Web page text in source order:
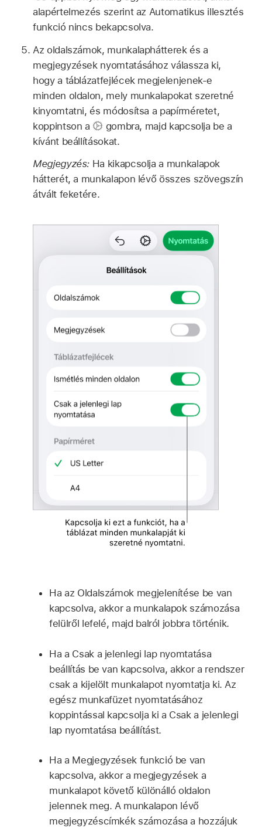
alapértelmezés szerint az Automatikus illesztés
funkció nincs bekapcsolva.
Az oldalszámok, munkalaphátterek és a
megjegyzések nyomtatásához válassza ki,
hogy a táblázatfejlécek megjelenjenek-e
minden oldalon, mely munkalapokat szeretné
kinyomtatni, és módosítsa a papírméretet,
koppintson a
gombra, majd kapcsolja be a
kívánt beállításokat.
Megjegyzés: Ha kikapcsolja a munkalapok
hátterét, a munkalapon lévő összes szövegszín
átvált feketére.
Ha az Oldalszámok megjelenítése be van
kapcsolva, akkor a munkalapok számozása
felülről lefelé, majd balról jobbra történik.
Ha a Csak a jelenlegi lap nyomtatása
beállítás be van kapcsolva, akkor a rendszer
csak a kijelölt munkalapot nyomtatja ki. Az
egész munkafüzet nyomtatásához
koppintással kapcsolja ki a Csak a jelenlegi
lap nyomtatása beállítást.
Ha a Megjegyzések funkció be van
kapcsolva, akkor a megjegyzések a
munkalapot követő különálló oldalon
jelennek meg. A munkalapon lévő
megjegyzéscímkék számozása a hozzájuk